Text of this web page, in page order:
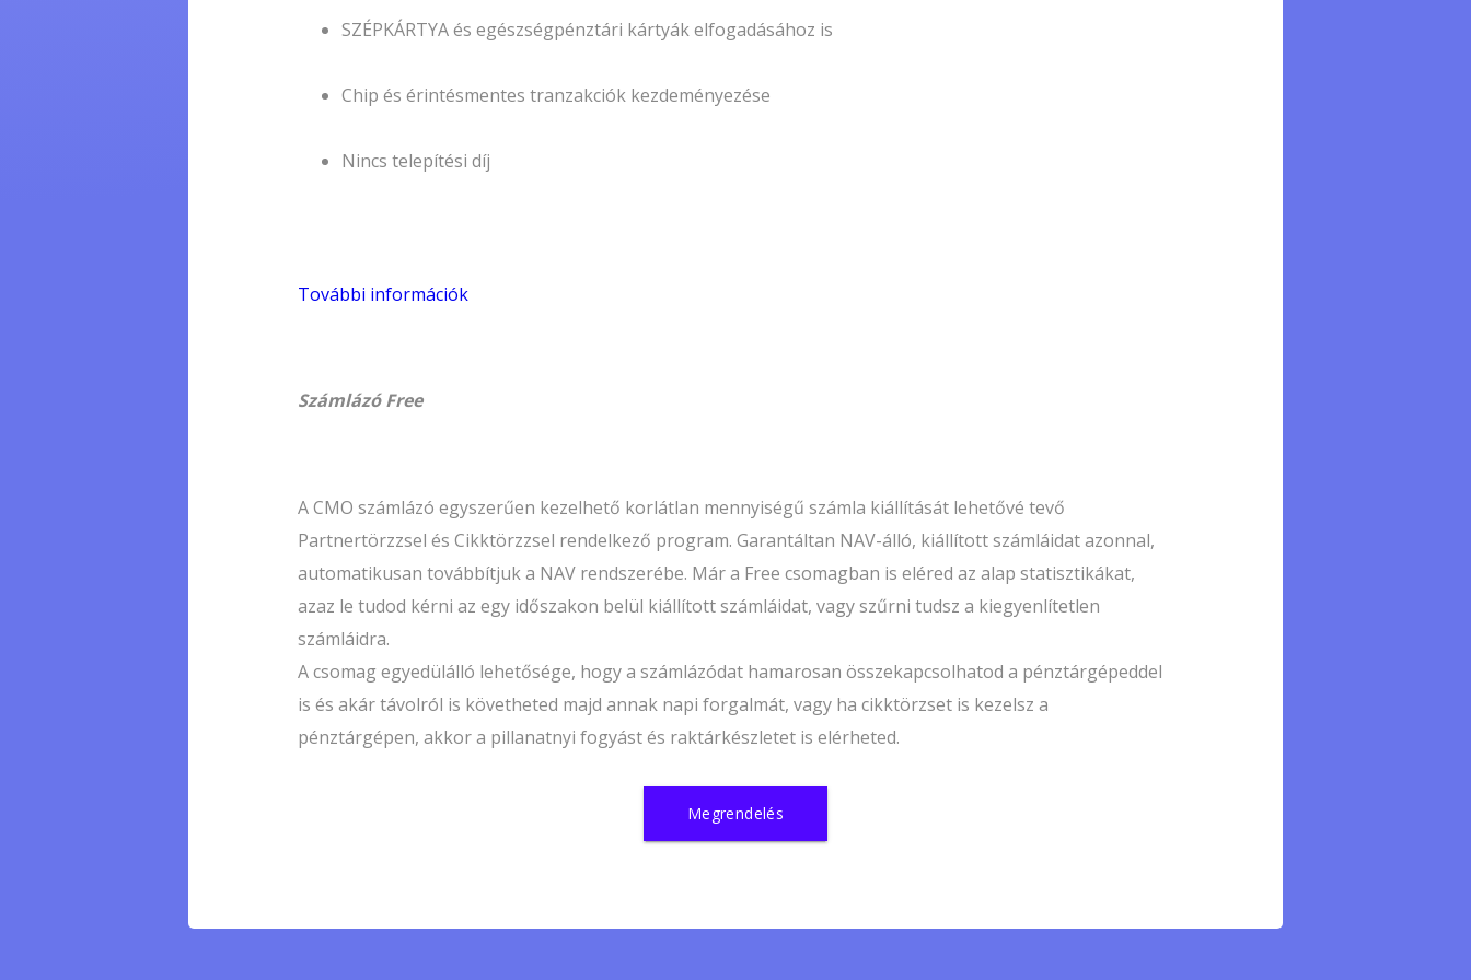
SZÉPKÁRTYA és egészségpénztári kártyák elfogadásához is
Chip és érintésmentes tranzakciók kezdeményezése
Nincs telepítési díj
További információk
Számlázó Free
A CMO számlázó egyszerűen kezelhető korlátlan mennyiségű számla kiállítását lehetővé tevő
Partnertörzzsel és Cikktörzzsel rendelkező program. Garantáltan NAV-álló, kiállított számláidat azonnal,
automatikusan továbbítjuk a NAV rendszerébe. Már a Free csomagban is eléred az alap statisztikákat,
azaz le tudod kérni az egy időszakon belül kiállított számláidat, vagy szűrni tudsz a kiegyenlítetlen
számláidra.
A csomag egyedülálló lehetősége, hogy a számlázódat hamarosan összekapcsolhatod a pénztárgépeddel
is és akár távolról is követheted majd annak napi forgalmát, vagy ha cikktörzset is kezelsz a
pénztárgépen, akkor a pillanatnyi fogyást és raktárkészletet is elérheted.
Megrendelés